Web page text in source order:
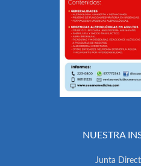
NUESTRA
Junta